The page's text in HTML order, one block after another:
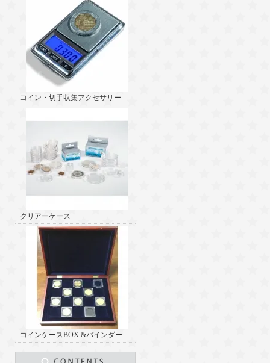
コイン・切手収集アクセサリー
クリアーケース
コインケースBOX &バインダー